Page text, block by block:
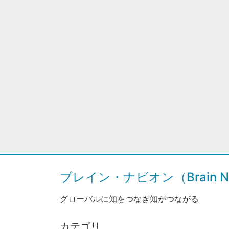
ブレイン・ナビオン（Brain
グローバルに知をつなぎ知がつながる
カテゴリ